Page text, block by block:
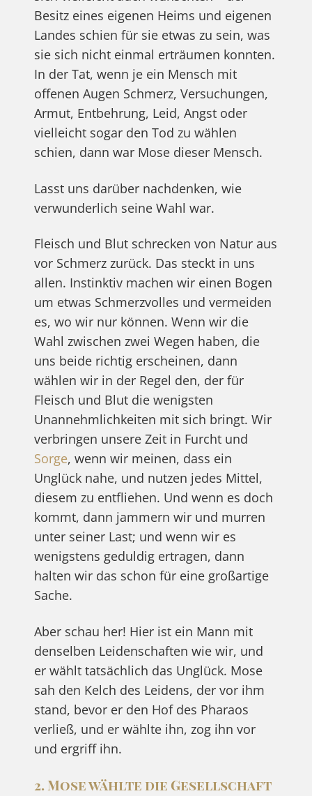
Besitz eines eigenen Heims und eigenen
Landes schien für sie etwas zu sein, was
sie sich nicht einmal erträumen konnten.
In der Tat, wenn je ein Mensch mit
offenen Augen Schmerz, Versuchungen,
Armut, Entbehrung, Leid, Angst oder
vielleicht sogar den Tod zu wählen
schien, dann war Mose dieser Mensch.
Lasst uns darüber nachdenken, wie
verwunderlich seine Wahl war.
Fleisch und Blut schrecken von Natur aus
vor Schmerz zurück. Das steckt in uns
allen. Instinktiv machen wir einen Bogen
um etwas Schmerzvolles und vermeiden
es, wo wir nur können. Wenn wir die
Wahl zwischen zwei Wegen haben, die
uns beide richtig erscheinen, dann
wählen wir in der Regel den, der für
Fleisch und Blut die wenigsten
Unannehmlichkeiten mit sich bringt. Wir
verbringen unsere Zeit in Furcht und
Sorge, wenn wir meinen, dass ein
Unglück nahe, und nutzen jedes Mittel,
diesem zu entfliehen. Und wenn es doch
kommt, dann jammern wir und murren
unter seiner Last; und wenn wir es
wenigstens geduldig ertragen, dann
halten wir das schon für eine großartige
Sache.
Aber schau her! Hier ist ein Mann mit
denselben Leidenschaften wie wir, und
er wählt tatsächlich das Unglück. Mose
sah den Kelch des Leidens, der vor ihm
stand, bevor er den Hof des Pharaos
verließ, und er wählte ihn, zog ihn vor
und ergriff ihn.
2. Mose wählte die Gesellschaft